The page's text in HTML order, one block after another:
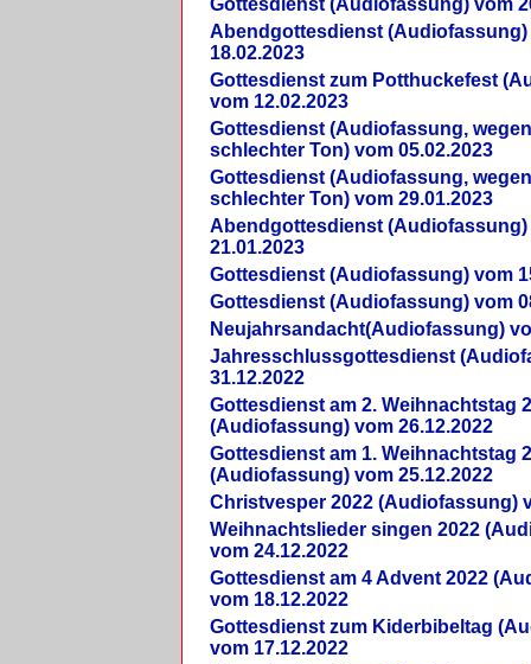
Gottesdienst (Audiofassung) vom
Abendgottesdienst (Audiofassung)
18.02.2023
Gottesdienst zum Potthuckefest
vom 12.02.2023
Gottesdienst (Audiofassung,
schlechter Ton) vom 05.02.2023
Gottesdienst (Audiofassung,
schlechter Ton) vom 29.01.2023
Abendgottesdienst (Audiofassung)
21.01.2023
Gottesdienst (Audiofassung) vom
Gottesdienst (Audiofassung) vom
Neujahrsandacht(Audiofassung)
Jahresschlussgottesdienst
31.12.2022
Gottesdienst am 2. Weihnachtstag
(Audiofassung) vom 26.12.2022
Gottesdienst am 1. Weihnachtstag
(Audiofassung) vom 25.12.2022
Christvesper 2022 (Audiofassung)
Weihnachtslieder singen 2022
vom 24.12.2022
Gottesdienst am 4 Advent 2022
vom 18.12.2022
Gottesdienst zum Kiderbibeltag
vom 17.12.2022